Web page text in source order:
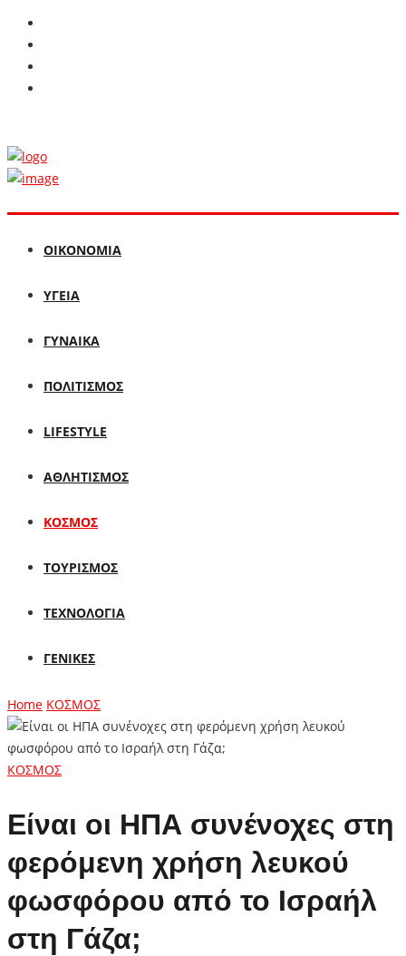
ΟΙΚΟΝΟΜΙΑ
ΥΓΕΙΑ
ΓΥΝΑΙΚΑ
ΠΟΛΙΤΙΣΜΟΣ
LIFESTYLE
ΑΘΛΗΤΙΣΜΟΣ
ΚΟΣΜΟΣ
ΤΟΥΡΙΣΜΟΣ
ΤΕΧΝΟΛΟΓΙΑ
ΓΕΝΙΚΕΣ
Home ΚΟΣΜΟΣ
ΚΟΣΜΟΣ
Είναι οι ΗΠΑ συνένοχες στη
φερόμενη χρήση λευκού
φωσφόρου από το Ισραήλ
στη Γάζα;